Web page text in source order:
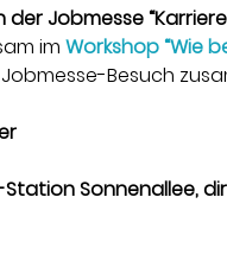
Jobmesse
im Workshop “Wie
Besuch
Sonnenallee,